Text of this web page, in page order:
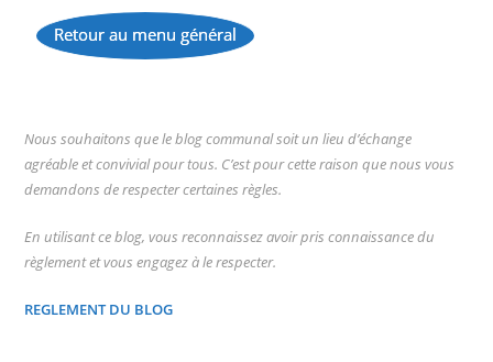
Retour au menu général
...
Nous souhaitons que le blog communal soit un lieu d’échange
agréable et convivial pour tous. C’est pour cette raison que nous vous
demandons de respecter certaines règles.
En utilisant ce blog, vous reconnaissez avoir pris connaissance du
règlement et vous engagez à le respecter.
REGLEMENT DU BLOG